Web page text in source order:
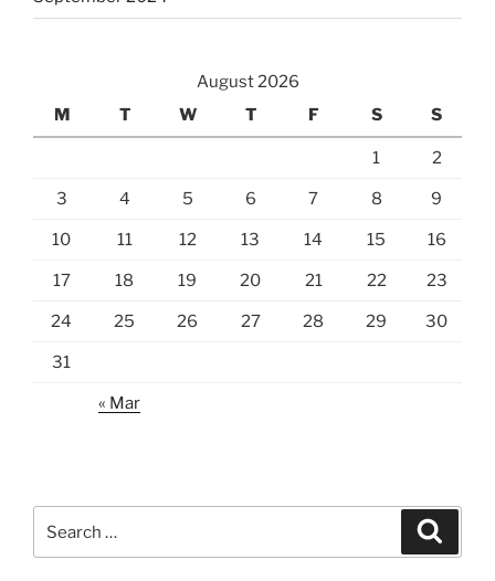
August 2026
M
T W T F S S
1 2
3 4 5 6 7 8 9
10 11 12 13 14 15 16
17 18 19 20 21 22 23
24 25 26 27 28 29 30
31
« Mar
for: